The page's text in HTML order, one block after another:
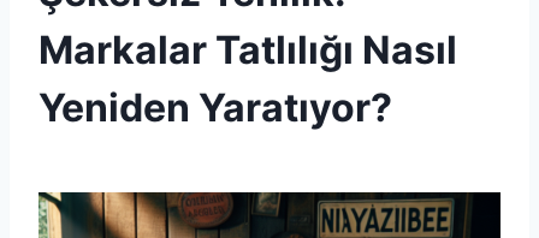
UNCATEGORIZED
Markalar Tatlılığı Nasıl
Yeniden Yaratıyor?
Admin